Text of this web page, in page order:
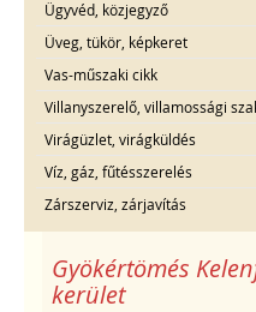
Ügyvéd, közjegyző
Üveg, tükör, képkeret
Vas-műszaki cikk
Villanyszerelő, villamossági
Virágüzlet, virágküldés
Víz, gáz, fűtésszerelés
Zárszerviz, zárjavítás
Gyökértömés
kerület